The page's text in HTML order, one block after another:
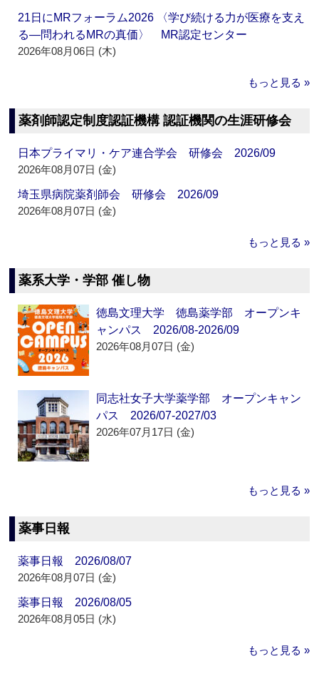
21日にMRフォーラム2026 〈学び続ける力が医療を支え
る―問われるMRの真価〉 MR認定センター
2026年08月06日 (木)
もっと見る »
薬剤師認定制度認証機構 認証機関の生涯研修会
日本プライマリ・ケア連合学会 研修会 2026/09
2026年08月07日 (金)
埼玉県病院薬剤師会 研修会 2026/09
2026年08月07日 (金)
もっと見る »
薬系大学・学部 催し物
徳島文理大学 徳島薬学部 オープンキ
ャンパス 2026/08-2026/09
2026年08月07日 (金)
同志社女子大学薬学部 オープンキャン
パス 2026/07-2027/03
2026年07月17日 (金)
もっと見る »
薬事日報
薬事日報 2026/08/07
2026年08月07日 (金)
薬事日報 2026/08/05
2026年08月05日 (水)
もっと見る »